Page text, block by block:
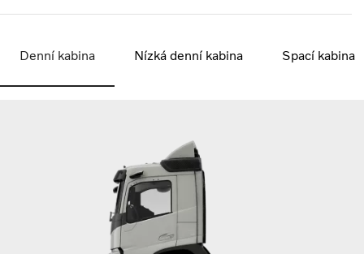
Denní kabina Nízká denní kabina Spací kabina